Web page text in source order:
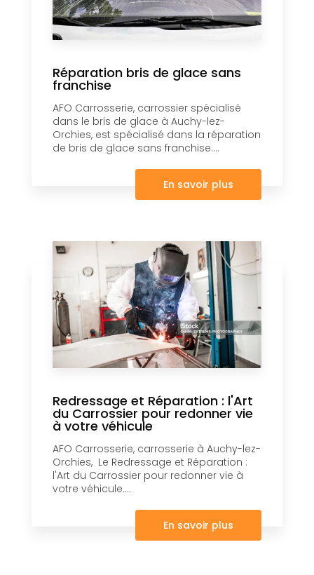
Réparation bris de glace sans
franchise
AFO Carrosserie, carrossier spécialisé
dans le bris de glace à Auchy-lez-
Orchies, est spécialisé dans la réparation
de bris de glace sans franchise....
En savoir plus
Redressage et Réparation : l'Art
du Carrossier pour redonner vie
à votre véhicule
AFO Carrosserie, carrosserie à Auchy-lez-
Orchies, Le Redressage et Réparation :
l'Art du Carrossier pour redonner vie à
votre véhicule....
En savoir plus